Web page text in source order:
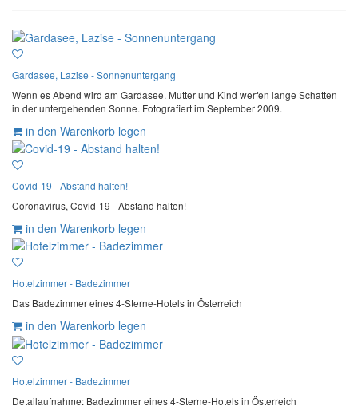
Gardasee, Lazise - Sonnenuntergang
Wenn es Abend wird am Gardasee. Mutter und Kind werfen lange Schatten
in der untergehenden Sonne. Fotografiert im September 2009.
in den Warenkorb legen
Covid-19 - Abstand halten!
Coronavirus, Covid-19 - Abstand halten!
in den Warenkorb legen
Hotelzimmer - Badezimmer
Das Badezimmer eines 4-Sterne-Hotels in Österreich
in den Warenkorb legen
Hotelzimmer - Badezimmer
Detailaufnahme: Badezimmer eines 4-Sterne-Hotels in Österreich